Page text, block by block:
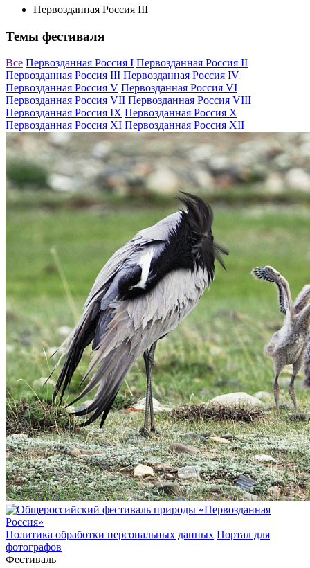
Первозданная Россия III
Темы фестиваля
Все Первозданная Россия I Первозданная Россия II
Первозданная Россия III Первозданная Россия IV
Первозданная Россия V Первозданная Россия VI
Первозданная Россия VII Первозданная Россия VIII
Первозданная Россия IX Первозданная Россия X
Первозданная Россия XI Первозданная Россия XII
Политика обработки персональных данных Портал для
фотографов
Фестиваль